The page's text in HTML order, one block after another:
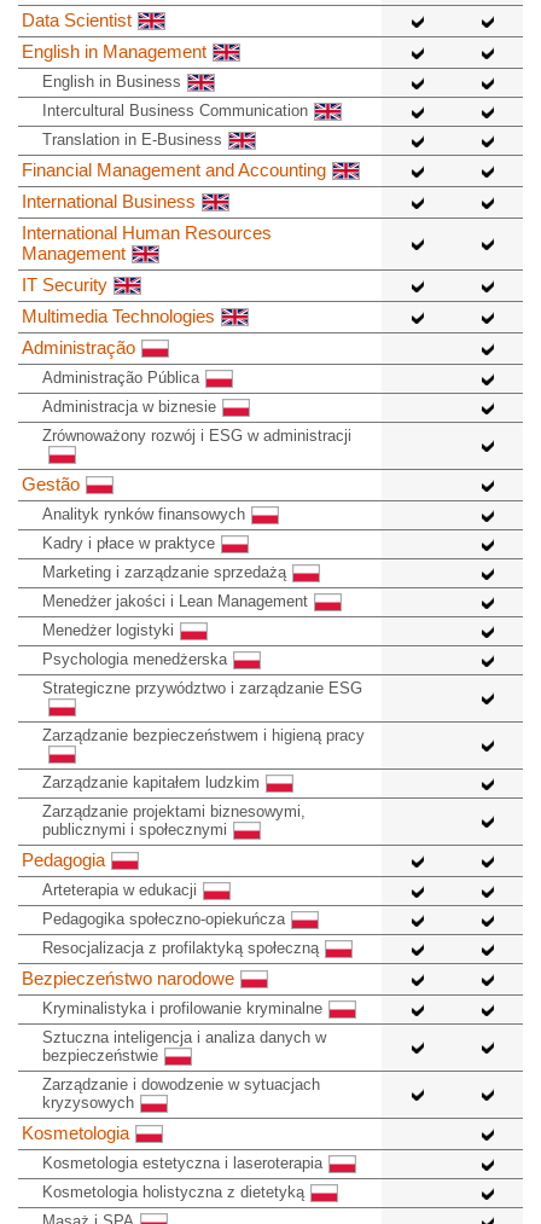
Data Scientist
English in Management
English in Business
Intercultural Business Communication
Translation in E-Business
Financial Management and Accounting
International Business
International Human Resources
Management
IT Security
Multimedia Technologies
Administração
Administração Pública
Administracja w biznesie
Zrównoważony rozwój i ESG w administracji
Gestão
Analityk rynków finansowych
Kadry i płace w praktyce
Marketing i zarządzanie sprzedażą
Menedżer jakości i Lean Management
Menedżer logistyki
Psychologia menedżerska
Strategiczne przywództwo i zarządzanie ESG
Zarządzanie bezpieczeństwem i higieną pracy
Zarządzanie kapitałem ludzkim
Zarządzanie projektami biznesowymi,
publicznymi i społecznymi
Pedagogia
Arteterapia w edukacji
Pedagogika społeczno-opiekuńcza
Resocjalizacja z profilaktyką społeczną
Bezpieczeństwo narodowe
Kryminalistyka i profilowanie kryminalne
Sztuczna inteligencja i analiza danych w
bezpieczeństwie
Zarządzanie i dowodzenie w sytuacjach
kryzysowych
Kosmetologia
Kosmetologia estetyczna i laseroterapia
Kosmetologia holistyczna z dietetyką